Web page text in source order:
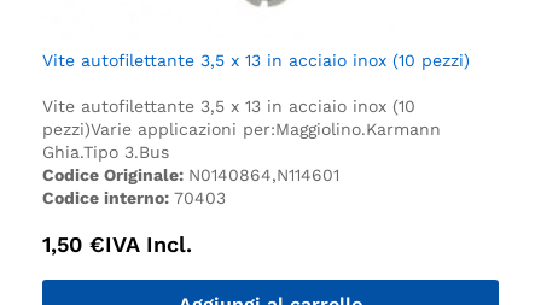
Vite autofilettante 3,5 x 13 in acciaio inox (10 pezzi)
Vite autofilettante 3,5 x 13 in acciaio inox (10
pezzi)Varie applicazioni per:Maggiolino.Karmann
Ghia.Tipo 3.Bus
Codice Originale: N0140864,N114601
Codice interno: 70403
1,50 €IVA Incl.